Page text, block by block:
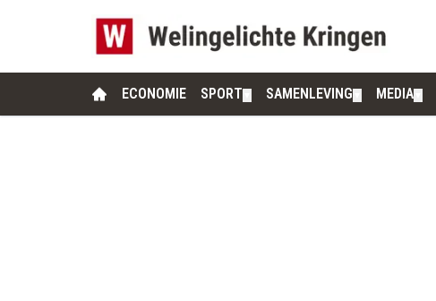
ECONOMIE SPORT SAMENLEVING MEDIA